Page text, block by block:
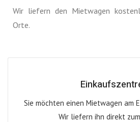
Wir liefern den Mietwagen
Orte.
Sie möchten einen Mietwagen am
Wir liefern ihn direkt